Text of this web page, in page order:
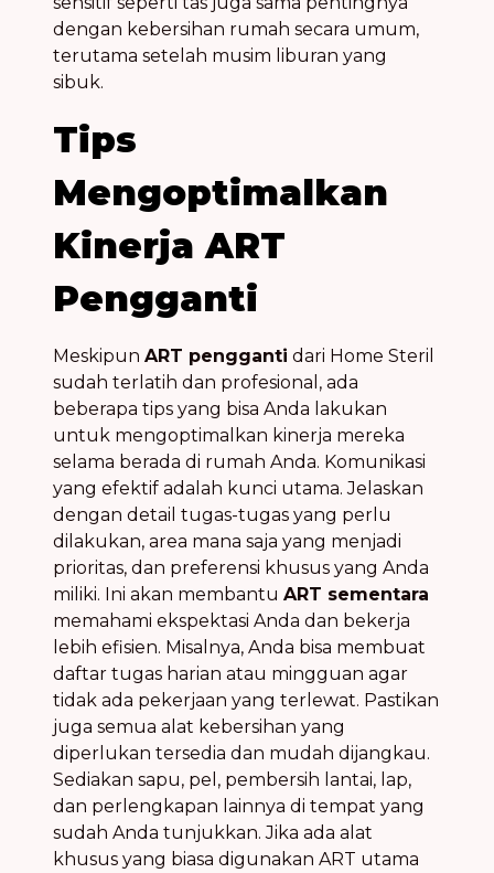
dengan kebersihan rumah secara umum,
terutama setelah musim liburan yang
sibuk.
Tips
Mengoptimalkan
Kinerja ART
Pengganti
Meskipun ART pengganti dari Home Steril
sudah terlatih dan profesional, ada
beberapa tips yang bisa Anda lakukan
untuk mengoptimalkan kinerja mereka
selama berada di rumah Anda. Komunikasi
yang efektif adalah kunci utama. Jelaskan
dengan detail tugas-tugas yang perlu
dilakukan, area mana saja yang menjadi
prioritas, dan preferensi khusus yang Anda
miliki. Ini akan membantu ART sementara
memahami ekspektasi Anda dan bekerja
lebih efisien. Misalnya, Anda bisa membuat
daftar tugas harian atau mingguan agar
tidak ada pekerjaan yang terlewat. Pastikan
juga semua alat kebersihan yang
diperlukan tersedia dan mudah dijangkau.
Sediakan sapu, pel, pembersih lantai, lap,
dan perlengkapan lainnya di tempat yang
sudah Anda tunjukkan. Jika ada alat
khusus yang biasa digunakan ART utama